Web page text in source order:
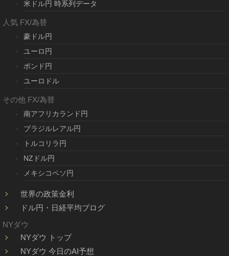
米ドル円 時系列データ
人気 FX/為替
豪ドル円
ユーロ円
ポンド円
ユーロドル
その他 FX/為替
南アフリカランド円
ブラジルレアル円
トルコリラ円
NZドル円
メキシコペソ円
世界の政策金利
ドル円・日経平均ブログ
NYダウ
NYダウ トップ
NYダウ 今日のAI予想